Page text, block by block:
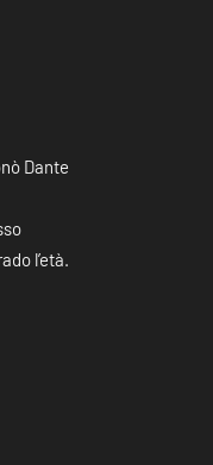
Dante
l’età.